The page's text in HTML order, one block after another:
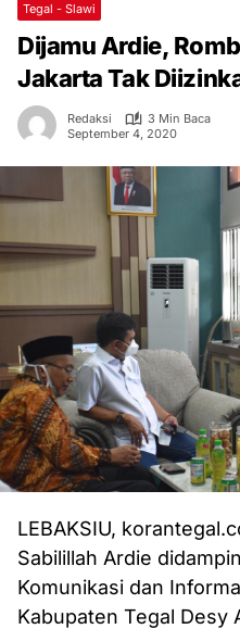
Tegal - Slawi
Dijamu Ardie,
Jakarta Tak
Redaksi
3 Min Baca
September 4, 2020
LEBAKSIU,
Sabilillah Ardie
Komunikasi dan
Kabupaten Tegal Desy